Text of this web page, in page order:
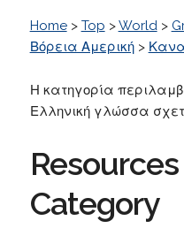
Home> Top >World>
Βόρεια Αμερική>
Η κατηγορία
Ελληνική γλώσσα
Category